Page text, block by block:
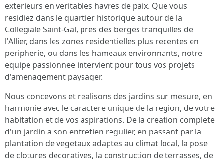
exterieurs en veritables havres de paix. Que vous
residiez dans le quartier historique autour de la
Collegiale Saint-Gal, pres des berges tranquilles de
l'Allier, dans les zones residentielles plus recentes en
peripherie, ou dans les hameaux environnants, notre
equipe passionnee intervient pour tous vos projets
d'amenagement paysager.
Nous concevons et realisons des jardins sur mesure, en
harmonie avec le caractere unique de la region, de votre
habitation et de vos aspirations. De la creation complete
d'un jardin a son entretien regulier, en passant par la
plantation de vegetaux adaptes au climat local, la pose
de clotures decoratives, la construction de terrasses, de